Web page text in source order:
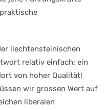
liechtensteinischen
relativ einfach: ein
von hoher Qualität!
wir grossen Wert auf
liberalen